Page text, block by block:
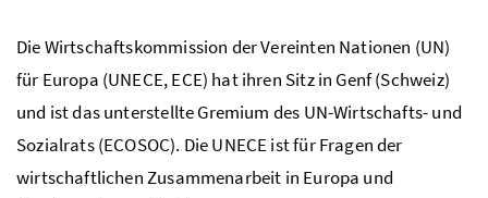
Die Wirtschaftskommission der Vereinten Nationen (UN)
für Europa (UNECE, ECE) hat ihren Sitz in Genf (Schweiz)
und ist das unterstellte Gremium des UN-Wirtschafts- und
Sozialrats (ECOSOC). Die UNECE ist für Fragen der
wirtschaftlichen Zusammenarbeit in Europa und